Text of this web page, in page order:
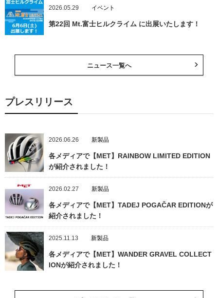
2026.05.29 イベント
第22回 Mt.富士ヒルクライム に出展いたします！
ニュース一覧へ
プレスリリース
2026.06.26 新製品
各メディアで【MET】RAINBOW LIMITED EDITION
が紹介されました！
2026.02.27 新製品
各メディアで【MET】TADEJ POGAČAR EDITIONが
紹介されました！
2025.11.13 新製品
各メディアで【MET】WANDER GRAVEL COLLECT
IONが紹介されました！